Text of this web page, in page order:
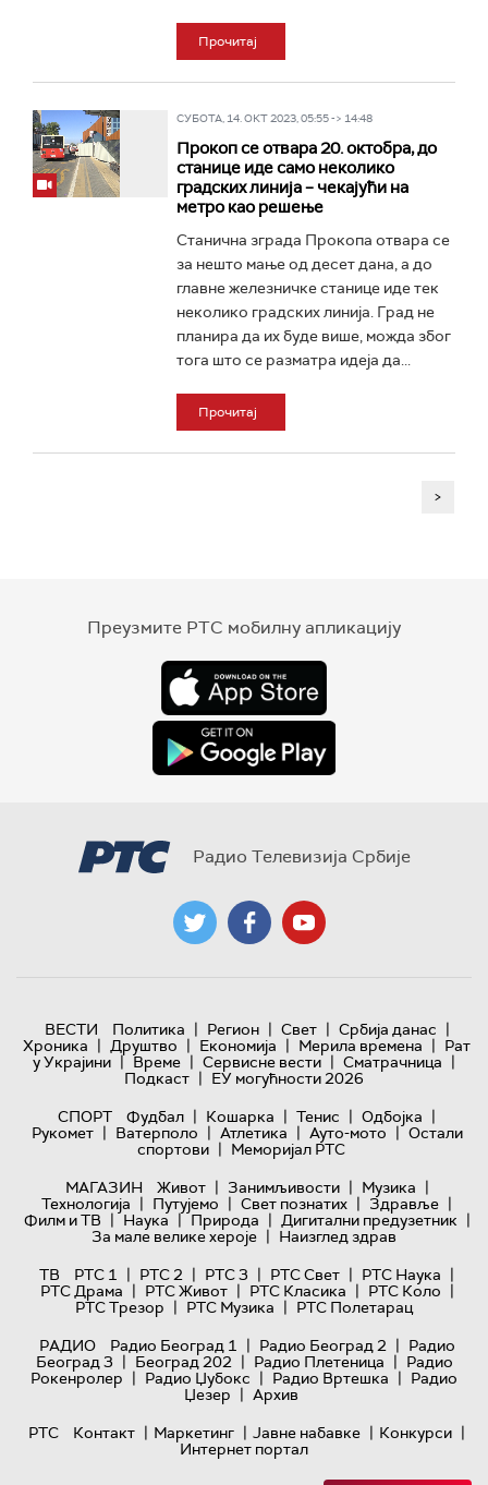
Прочитај
СУБОТА, 14. ОКТ 2023, 05:55 -> 14:48
Прокоп се отвара 20. октобра, до
станице иде само неколико
градских линија – чекајући на
метро као решење
Станична зграда Прокопа отвара се
за нешто мање од десет дана, а до
главне железничке станице идe тек
неколико градских линија. Град не
планира да их буде више, можда због
тога што се разматра идеја да...
Прочитај
>
Преузмите РТС мобилну апликацију
Радио Телевизија Србије
ВЕСТИ Политика | Регион | Свет | Србија данас |
Хроника | Друштво | Економија | Мерила времена | Рат
у Украјини | Време | Сервисне вести | Сматрачница |
Подкаст | ЕУ могућности 2026
СПОРТ
Фудбал | Кошарка | Тенис | Одбојка |
Рукомет | Ватерполо | Атлетика | Ауто-мото | Остали
спортови | Меморијал РТС
МАГАЗИН
Живот | Занимљивости | Музика |
Технологијa | Путујемо | Свет познатих | Здравље |
Филм и ТВ | Наука | Природа | Дигитални предузетник |
За мале велике хероје | Наизглед здрав
ТВ
РТС 1 | РТС 2 | РТС 3 | РТС Свет | РТС Наука |
РТС Драма | РТС Живот | РТС Класика | РТС Коло |
РТС Трезор | РТС Музика | РТС Полетарац
РАДИО
Радио Београд 1 | Радио Београд 2 | Радио
Београд 3 | Београд 202 | Радио Плетеница | Радио
Рокенролер | Радио Џубокс | Радио Вртешка | Радио
Џезер | Архив
РТС
Контакт | Маркетинг | Јавне набавке | Конкурси |
Интернет портал